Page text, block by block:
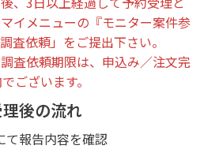
イメニューの『モニター案件参
査依頼」をご提出下さい。
査依頼期限は、申込み／注文完
ございます。
後の流れ
て報告内容を確認